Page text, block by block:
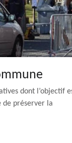
dont l’objectif
de préserver la